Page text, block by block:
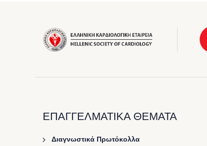
ΕΠΑΓΓΕΛΜΑΤΙΚΑ ΘΕΜΑΤΑ
Διαγνωστικά Πρωτόκολλα